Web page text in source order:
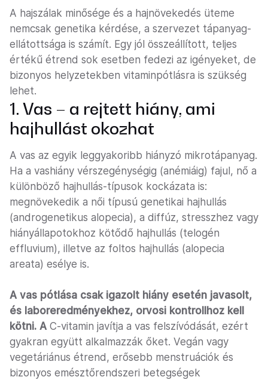
A hajszálak minősége és a hajnövekedés üteme
nemcsak genetika kérdése, a szervezet tápanyag-
ellátottsága is számít. Egy jól összeállított, teljes
értékű étrend sok esetben fedezi az igényeket, de
bizonyos helyzetekben vitaminpótlásra is szükség
lehet.
1. Vas – a rejtett hiány, ami
hajhullást okozhat
A vas az egyik leggyakoribb hiányzó mikrotápanyag.
Ha a vashiány vérszegénységig (anémiáig) fajul, nő a
különböző hajhullás-típusok kockázata is:
megnövekedik a női típusú genetikai hajhullás
(androgenetikus alopecia), a diffúz, stresszhez vagy
hiányállapotokhoz kötődő hajhullás (telogén
effluvium), illetve az foltos hajhullás (alopecia
areata) esélye is.
A vas pótlása csak igazolt hiány esetén javasolt,
és laboreredményekhez, orvosi kontrollhoz kell
kötni. A C-vitamin javítja a vas felszívódását, ezért
gyakran együtt alkalmazzák őket. Vegán vagy
vegetáriánus étrend, erősebb menstruációk és
bizonyos emésztőrendszeri betegségek